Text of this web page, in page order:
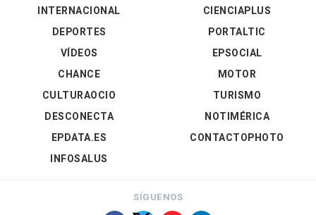
INTERNACIONAL
DEPORTES
VÍDEOS
CIENCIAPLUS
PORTALTIC
EPSOCIAL
CHANCE
CULTURAOCIO
DESCONECTA
EPDATA.ES
INFOSALUS
MOTOR
TURISMO
NOTIMÉRICA
CONTACTOPHOTO
SÍGUENOS